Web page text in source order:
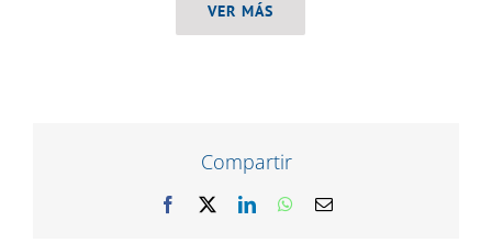
VER MÁS
Compartir
Facebook LinkedInWhatsApp
Correo